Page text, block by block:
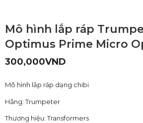
Mô hình lắp ráp
Optimus Prime Micro
300,000VND
Mô hình lắp ráp dạng chibi
Hãng: Trumpeter
Thương hiệu: Transformers